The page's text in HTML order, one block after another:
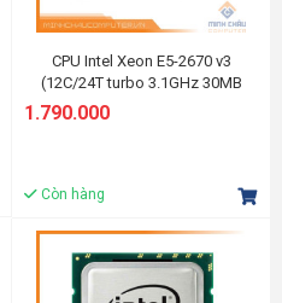
CPU Intel Xeon E5-2670 v3
(12C/24T turbo 3.1GHz 30MB
Cache, socket 2011 v3)
1.790.000
Còn hàng